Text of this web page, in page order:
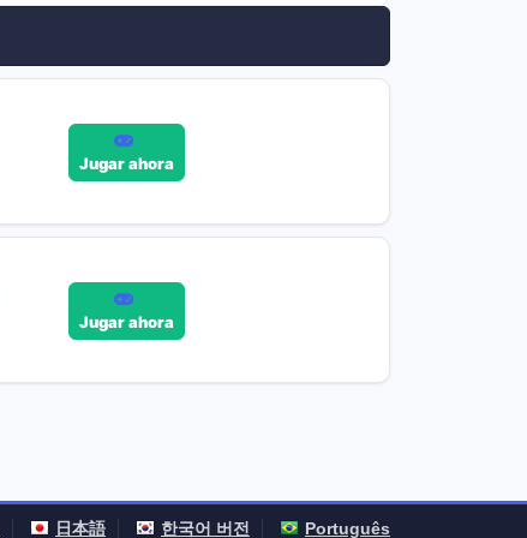
Jugar ahora
Jugar ahora
日本語 한국어 버전 Português